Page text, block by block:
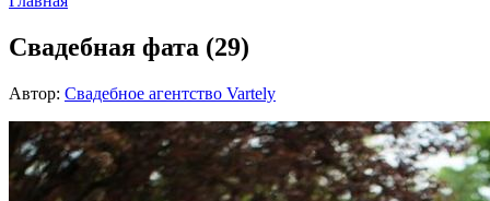
Свадебная фата (29)
Автор: Свадебное агентство Vartely